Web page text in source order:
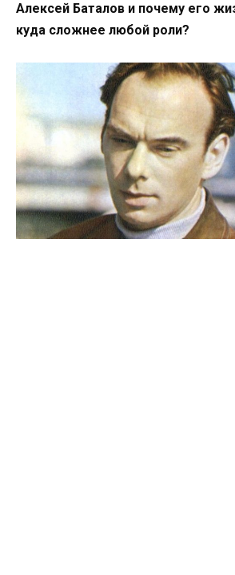
Алексей Баталов и почему его
куда сложнее любой роли?